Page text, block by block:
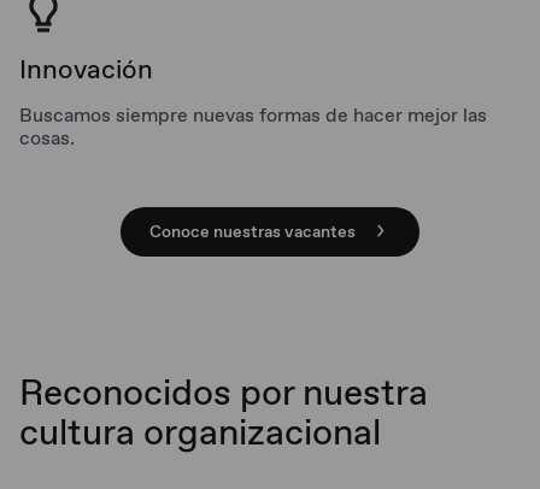
Innovación
Buscamos siempre nuevas formas de hacer mejor las
cosas.
Conoce nuestras vacantes
Reconocidos por nuestra
cultura organizacional